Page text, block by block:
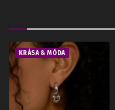
KRÁSA & MÓDA